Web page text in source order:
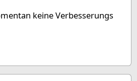
keine Verbesserungs